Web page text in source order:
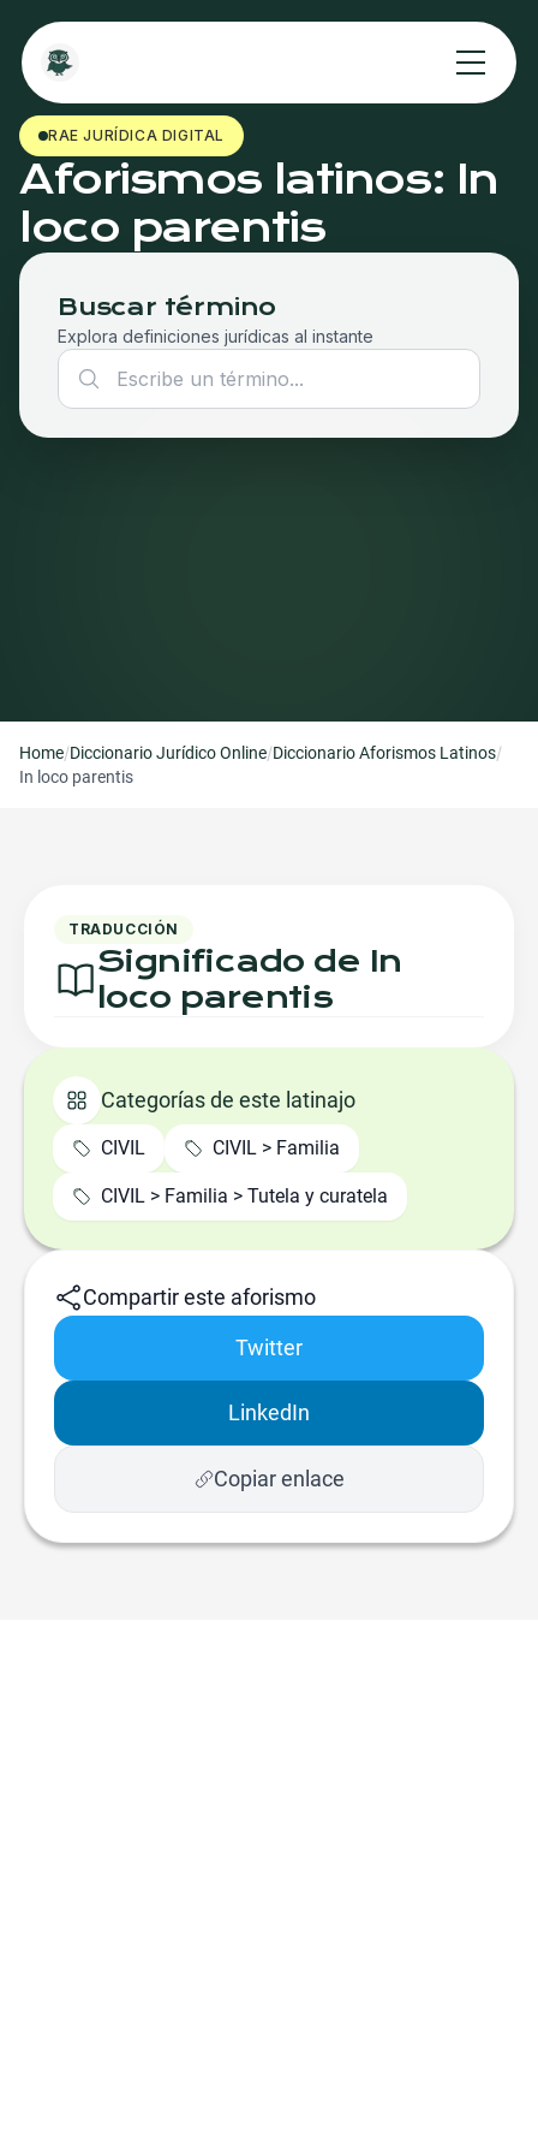
RAE JURÍDICA DIGITAL
Aforismos latinos: In
loco parentis
Buscar término
Explora definiciones jurídicas al instante
Home/Diccionario Jurídico Online/Diccionario Aforismos Latinos/
In loco parentis
TRADUCCIÓN
Significado de In
loco parentis
Categorías de este latinajo
CIVIL CIVIL > Familia
CIVIL > Familia > Tutela y curatela
Compartir este aforismo
Twitter
LinkedIn
Copiar enlace